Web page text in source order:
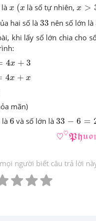
là x (x
x (x là số tự nhiên, x >
x>3
hai số là33
33 nên số lớn là
khi lấy số lớn chia cho
4x + 3
3
4x + x
+ x
mãn)
là 6
6 và số lớn là 33 − 6 =
33 =27
♡♡Phuo
♡♡𝕻𝖍
người biết câu trả lời